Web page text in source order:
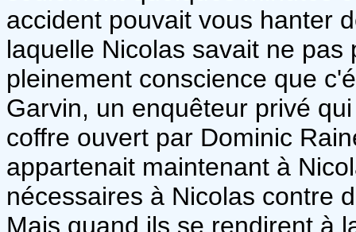
accident pouvait vous hanter
laquelle Nicolas savait ne
pleinement conscience que
Garvin, un enquêteur privé
coffre ouvert par Dominic
appartenait maintenant à
nécessaires à Nicolas contre
Mais quand ils se rendirent à